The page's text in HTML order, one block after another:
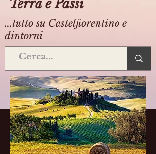
Terra e Passi
...tutto su Castelfiorentino e
dintorni